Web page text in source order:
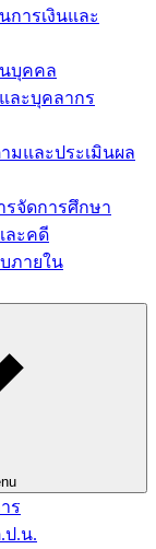
การเงินและ
บุคคล
ละบุคลากร
มและประเมินผล
รจัดการศึกษา
ละคดี
ภายใน
ร
ป.น.